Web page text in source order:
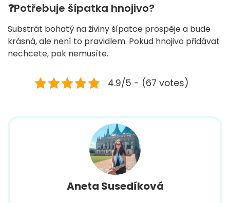
❓Potřebuje šípatka hnojivo?
Substrát bohatý na živiny šípatce prospěje a bude
krásná, ale není to pravidlem. Pokud hnojivo přidávat
nechcete, pak nemusíte.
4.9/5 - (67 votes)
Aneta Susedíková